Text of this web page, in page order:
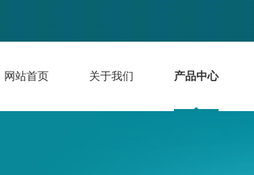
网站首页 关于我们 产品中心